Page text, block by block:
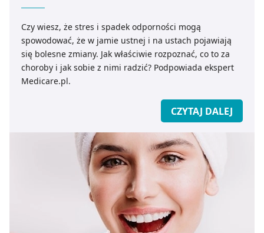
Czy wiesz, że stres i spadek odporności mogą
spowodować, że w jamie ustnej i na ustach pojawiają
się bolesne zmiany. Jak właściwie rozpoznać, co to za
choroby i jak sobie z nimi radzić? Podpowiada ekspert
Medicare.pl.
CZYTAJ DALEJ